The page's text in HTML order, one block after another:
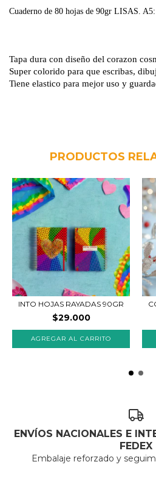
Cuaderno de 80 hojas de 90gr LISAS.
Tapa dura con diseño del corazon
Super colorido para que escribas,
Tiene elastico para mejor uso y
PRODUCTOS
INTO HOJAS RAYADAS 90GR
$29.000
ENVÍOS NACIONALES E
FEDEX
Embalaje reforzado y